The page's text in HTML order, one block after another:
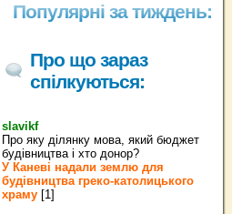
Популярні за тиждень:
Про що зараз
спілкуються:
slavikf
Про яку ділянку мова, який бюджет
будівництва і хто донор?
У Каневі надали землю для
будівництва греко‐католицького
храму [1]